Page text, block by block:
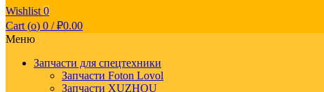
Wishlist 0
Cart (o) 0 / ₽0.00
Меню
Запчасти для спецтехники
Запчасти Foton Lovol
Запчасти XUZHOU